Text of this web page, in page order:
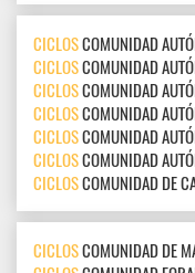
CICLOSCOMUNIDAD
CICLOSCOMUNIDAD
CICLOSCOMUNIDAD
CICLOSCOMUNIDAD
CICLOSCOMUNIDAD
CICLOSCOMUNIDAD
CICLOSCOMUNIDAD DE
CICLOSCOMUNIDAD DE